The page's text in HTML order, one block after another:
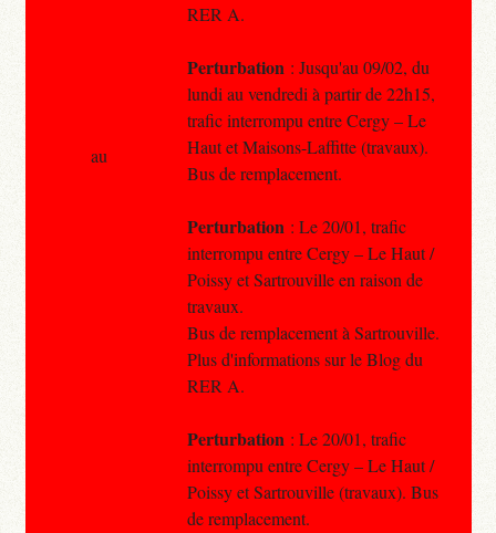
RER A.
Perturbation : Jusqu'au 09/02, du
lundi au vendredi à partir de 22h15,
trafic interrompu entre Cergy – Le
Haut et Maisons-Laffitte (travaux).
Bus de remplacement.
Perturbation : Le 20/01, trafic
interrompu entre Cergy – Le Haut /
Poissy et Sartrouville en raison de
travaux.
Bus de remplacement à Sartrouville.
Plus d'informations sur le Blog du
RER A.
Perturbation : Le 20/01, trafic
interrompu entre Cergy – Le Haut /
Poissy et Sartrouville (travaux). Bus
de remplacement.
au